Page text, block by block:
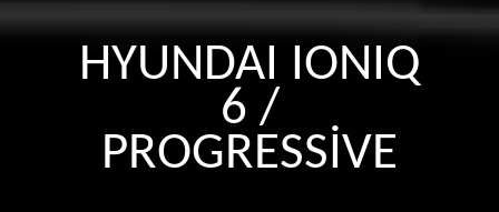
HYUNDAI IONIQ
6 /
PROGRESSİVE